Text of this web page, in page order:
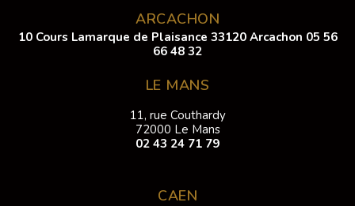
ARCACHON
10 Cours Lamarque de Plaisance 33120 Arcachon 05 56
66 48 32
LE MANS
11, rue Couthardy
72000 Le Mans
02 43 24 71 79
CAEN